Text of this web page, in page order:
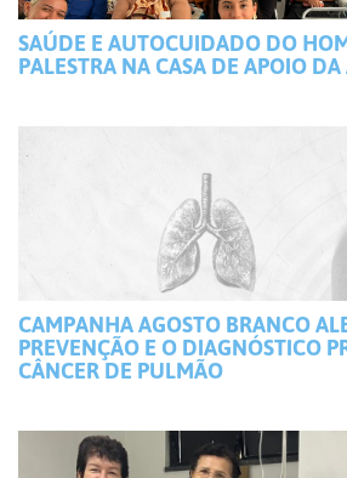
SAÚDE E AUTOCUIDADO DO
PALESTRA NA CASA DE APOIO
CAMPANHA AGOSTO BRANCO
PREVENÇÃO E O DIAGNÓSTICO
CÂNCER DE PULMÃO